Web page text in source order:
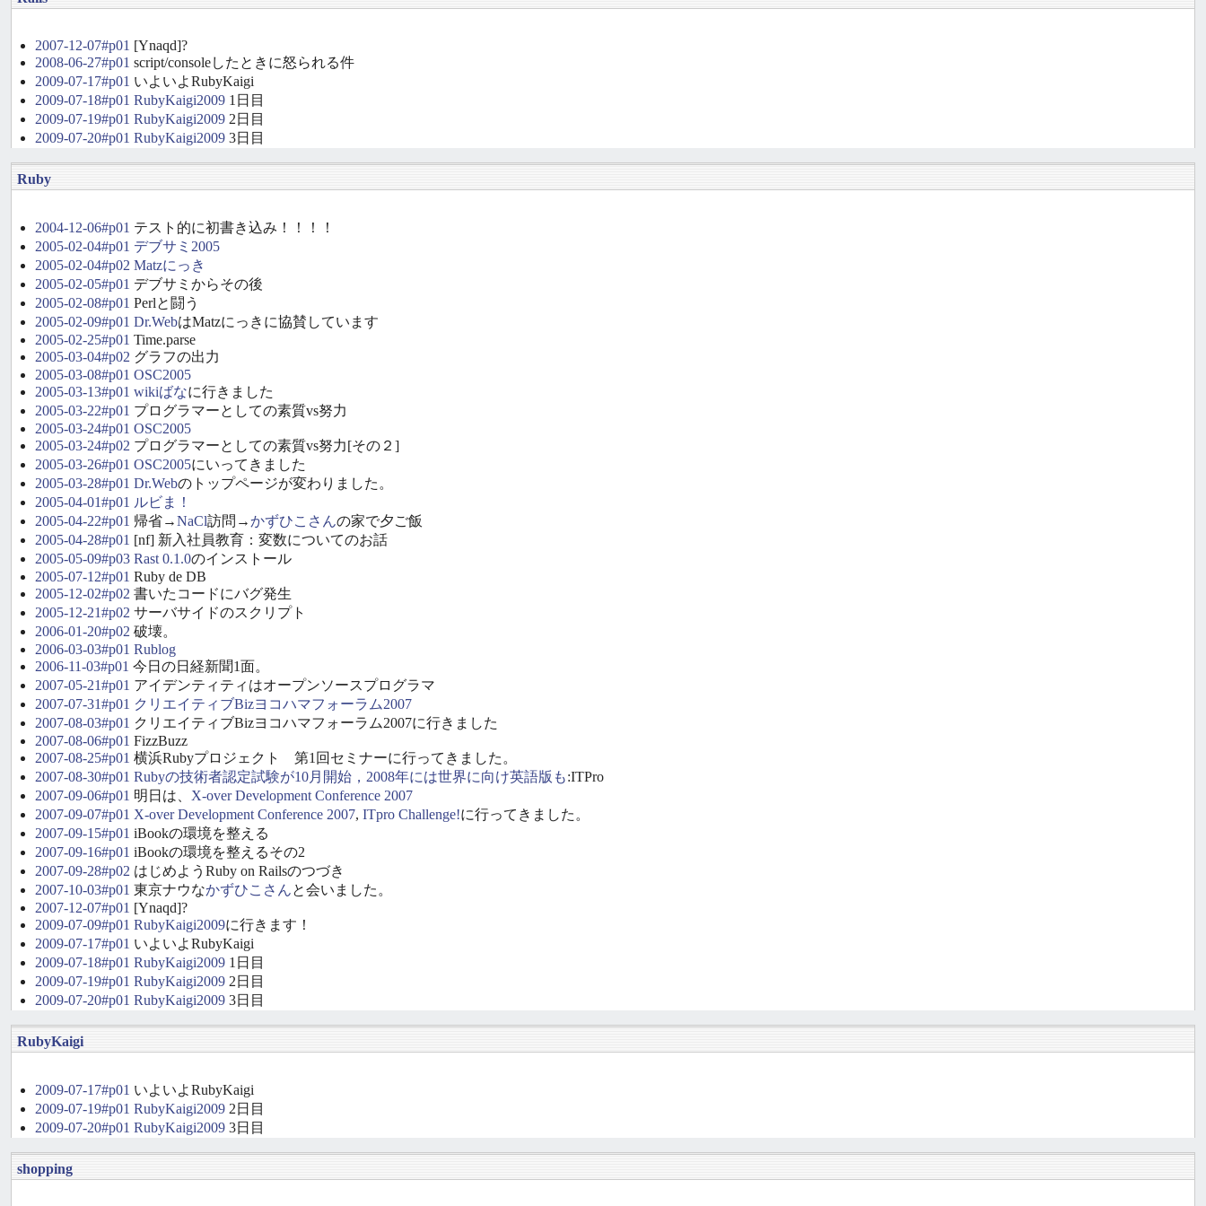
2007-12-07#p01 [Ynaqd]?
2008-06-27#p01 script/consoleしたときに怒られる件
2009-07-17#p01 いよいよRubyKaigi
2009-07-18#p01 RubyKaigi2009 1日目
2009-07-19#p01 RubyKaigi2009 2日目
2009-07-20#p01 RubyKaigi2009 3日目
Ruby
2004-12-06#p01 テスト的に初書き込み！！！！
2005-02-04#p01 デブサミ2005
2005-02-04#p02 Matzにっき
2005-02-05#p01 デブサミからその後
2005-02-08#p01 Perlと闘う
2005-02-09#p01 Dr.WebはMatzにっきに協賛しています
2005-02-25#p01 Time.parse
2005-03-04#p02 グラフの出力
2005-03-08#p01 OSC2005
2005-03-13#p01 wikiばなに行きました
2005-03-22#p01 プログラマーとしての素質vs努力
2005-03-24#p01 OSC2005
2005-03-24#p02 プログラマーとしての素質vs努力[その２]
2005-03-26#p01 OSC2005にいってきました
2005-03-28#p01 Dr.Webのトップページが変わりました。
2005-04-01#p01 ルビま！
2005-04-22#p01 帰省→NaCl訪問→かずひこさんの家で夕ご飯
2005-04-28#p01 [nf] 新入社員教育：変数についてのお話
2005-05-09#p03 Rast 0.1.0のインストール
2005-07-12#p01 Ruby de DB
2005-12-02#p02 書いたコードにバグ発生
2005-12-21#p02 サーバサイドのスクリプト
2006-01-20#p02 破壊。
2006-03-03#p01 Rublog
2006-11-03#p01 今日の日経新聞1面。
2007-05-21#p01 アイデンティティはオープンソースプログラマ
2007-07-31#p01 クリエイティブBizヨコハマフォーラム2007
2007-08-03#p01 クリエイティブBizヨコハマフォーラム2007に行きました
2007-08-06#p01 FizzBuzz
2007-08-25#p01 横浜Rubyプロジェクト 第1回セミナーに行ってきました。
2007-08-30#p01 Rubyの技術者認定試験が10月開始，2008年には世界に向け英語版も:ITPro
2007-09-06#p01 明日は、 X-over Development Conference 2007
2007-09-07#p01 X-over Development Conference 2007, ITpro Challenge!に行ってきました。
2007-09-15#p01 iBookの環境を整える
2007-09-16#p01 iBookの環境を整えるその2
2007-09-28#p02 はじめようRuby on Railsのつづき
2007-10-03#p01 東京ナウなかずひこさんと会いました。
2007-12-07#p01 [Ynaqd]?
2009-07-09#p01 RubyKaigi2009に行きます！
2009-07-17#p01 いよいよRubyKaigi
2009-07-18#p01 RubyKaigi2009 1日目
2009-07-19#p01 RubyKaigi2009 2日目
2009-07-20#p01 RubyKaigi2009 3日目
RubyKaigi
2009-07-17#p01 いよいよRubyKaigi
2009-07-19#p01 RubyKaigi2009 2日目
2009-07-20#p01 RubyKaigi2009 3日目
shopping